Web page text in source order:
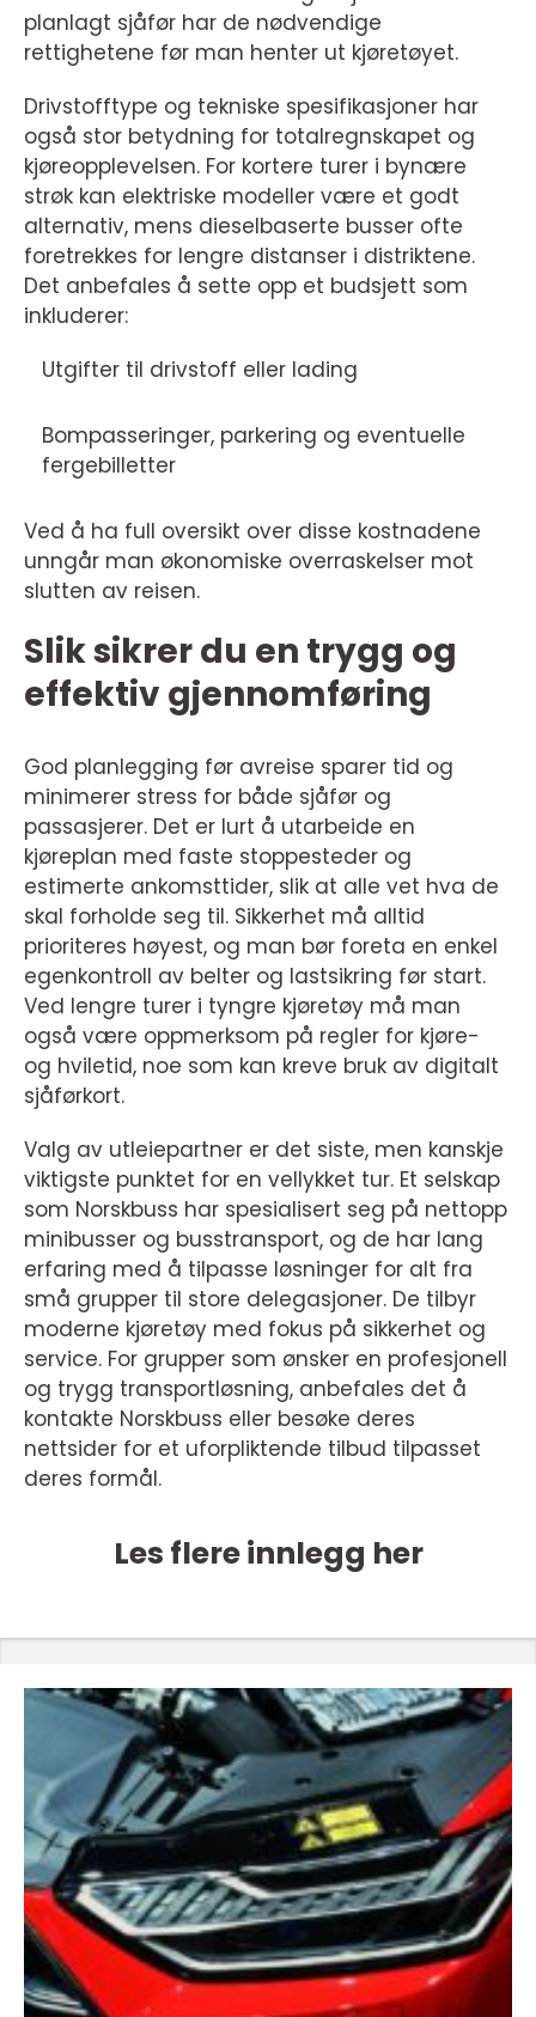
planlagt sjåfør har de nødvendige
rettighetene før man henter ut kjøretøyet.
Drivstofftype og tekniske spesifikasjoner har
også stor betydning for totalregnskapet og
kjøreopplevelsen. For kortere turer i bynære
strøk kan elektriske modeller være et godt
alternativ, mens dieselbaserte busser ofte
foretrekkes for lengre distanser i distriktene.
Det anbefales å sette opp et budsjett som
inkluderer:
Utgifter til drivstoff eller lading
Bompasseringer, parkering og eventuelle
fergebilletter
Ved å ha full oversikt over disse kostnadene
unngår man økonomiske overraskelser mot
slutten av reisen.
Slik sikrer du en trygg og
effektiv gjennomføring
God planlegging før avreise sparer tid og
minimerer stress for både sjåfør og
passasjerer. Det er lurt å utarbeide en
kjøreplan med faste stoppesteder og
estimerte ankomsttider, slik at alle vet hva de
skal forholde seg til. Sikkerhet må alltid
prioriteres høyest, og man bør foreta en enkel
egenkontroll av belter og lastsikring før start.
Ved lengre turer i tyngre kjøretøy må man
også være oppmerksom på regler for kjøre-
og hviletid, noe som kan kreve bruk av digitalt
sjåførkort.
Valg av utleiepartner er det siste, men kanskje
viktigste punktet for en vellykket tur. Et selskap
som Norskbuss har spesialisert seg på nettopp
minibusser og busstransport, og de har lang
erfaring med å tilpasse løsninger for alt fra
små grupper til store delegasjoner. De tilbyr
moderne kjøretøy med fokus på sikkerhet og
service. For grupper som ønsker en profesjonell
og trygg transportløsning, anbefales det å
kontakte Norskbuss eller besøke deres
nettsider for et uforpliktende tilbud tilpasset
deres formål.
Les flere innlegg her